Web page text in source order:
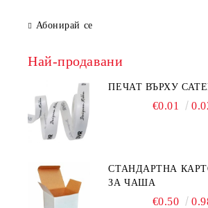
Абонирай се
Най-продавани
ПЕЧАТ ВЪРХУ
€0.01
СТАНДАРТНА
ЗА ЧАША
€0.50